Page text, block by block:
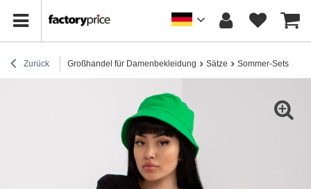
Zurück Großhandel für Damenbekleidung Sätze Sommer-Sets